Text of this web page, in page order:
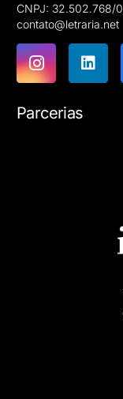
CNPJ: 32.502.768/
contato@letraria.net
Parcerias